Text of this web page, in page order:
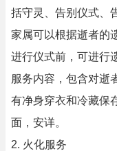
括守灵、告别仪式、
家属可以根据逝者的
进行仪式前，可进行
服务内容，包含对逝
有净身穿衣和冷藏保
面，安详。
2. 火化服务